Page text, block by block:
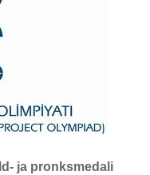
ja pronksmedali